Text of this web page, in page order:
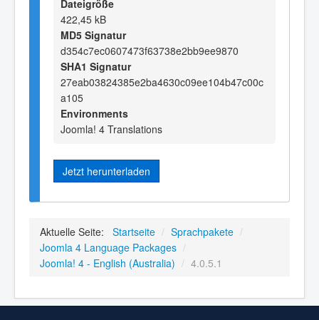
Dateigröße
422,45 kB
MD5 Signatur
d354c7ec0607473f63738e2bb9ee9870
SHA1 Signatur
27eab03824385e2ba4630c09ee104b47c00c
a105
Environments
Joomla! 4 Translations
Jetzt herunterladen
Aktuelle Seite: Startseite / Sprachpakete /
Joomla 4 Language Packages /
Joomla! 4 - English (Australia) / 4.0.5.1